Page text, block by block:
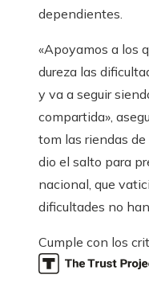
dependientes.
«Apoyamos a los
dureza las
y va a seguir
compartida»,
tom las riendas de
dio el salto para
nacional, que
dificultades no
Cumple con los